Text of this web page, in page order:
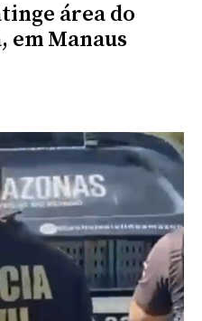
área do
em Manaus